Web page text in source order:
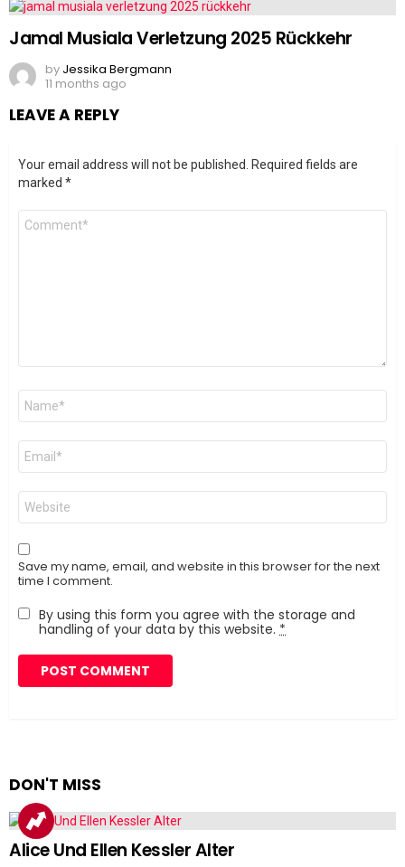
Jamal Musiala Verletzung 2025 Rückkehr
by Jessika Bergmann
11 months ago
LEAVE A REPLY
Your email address will not be published.
Required fields are
marked *
Comment
Name
Email
Website
Save my name, email, and website in this browser for the next
time I comment.
By using this form you agree with the storage and
handling of your data by this website. *
DON'T MISS
Alice Und Ellen Kessler Alter